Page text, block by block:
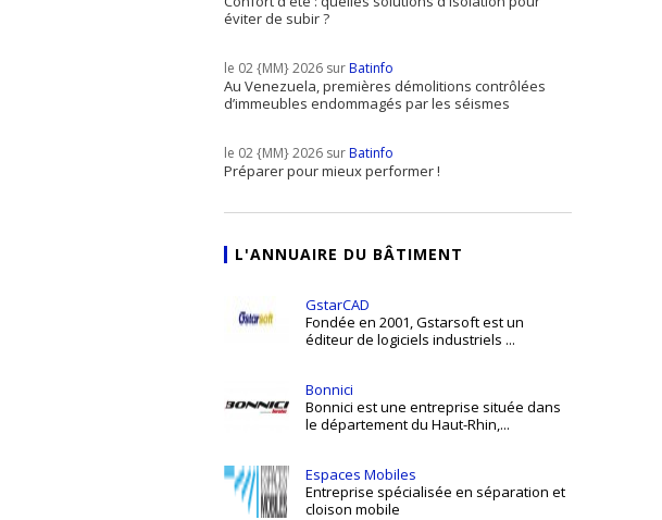
éviter de subir ?
le 02 {MM} 2026 surBatinfo
Au Venezuela, premières démolitions contrôlées
d’immeubles endommagés par les séismes
le 02 {MM} 2026 surBatinfo
Préparer pour mieux performer !
L'ANNUAIRE DU BÂTIMENT
GstarCAD
Fondée en 2001, Gstarsoft est un
éditeur de logiciels industriels ...
Bonnici
Bonnici est une entreprise située dans
le département du Haut-Rhin,...
Espaces Mobiles
Entreprise spécialisée en séparation et
cloison mobile